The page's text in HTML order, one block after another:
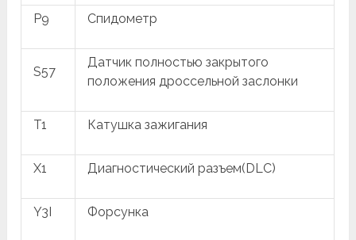
P9 Спидометр
S57
Датчик полностью закрытого
положения дроссельной заслонки
T1 Катушка зажигания
X1 Диагностический разъем(DLC)
Y3I Форсунка